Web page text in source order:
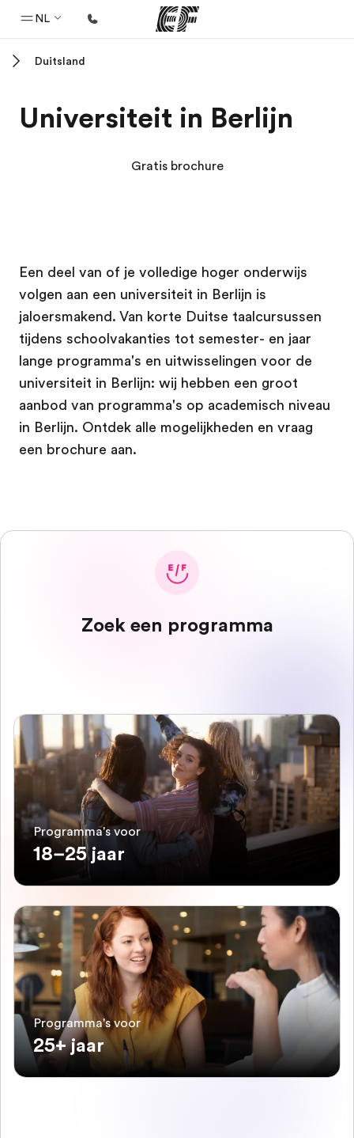
NL
Programma's
Wie wij zijn
Carrières
Kom bij ons team
Duitsland
Universiteit in Berlijn
Gratis brochure
Een deel van of je volledige hoger onderwijs
volgen aan een universiteit in Berlijn is
jaloersmakend. Van korte Duitse taalcursussen
tijdens schoolvakanties tot semester- en jaar
lange programma's en uitwisselingen voor de
universiteit in Berlijn: wij hebben een groot
aanbod van programma's op academisch niveau
in Berlijn. Ontdek alle mogelijkheden en vraag
een brochure aan.
Zoek een programma
Programma's voor
18–25 jaar
Programma's voor
25+ jaar